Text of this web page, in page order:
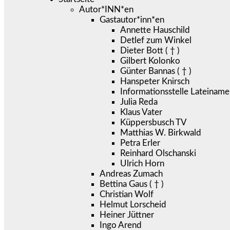
Autor*INN*en
Gastautor*inn*en
Annette Hauschild
Detlef zum Winkel
Dieter Bott ( † )
Gilbert Kolonko
Günter Bannas ( † )
Hanspeter Knirsch
Informationsstelle
Julia Reda
Klaus Vater
Küppersbusch TV
Matthias W. Birkwald
Petra Erler
Reinhard Olschanski
Ulrich Horn
Andreas Zumach
Bettina Gaus ( † )
Christian Wolf
Helmut Lorscheid
Heiner Jüttner
Ingo Arend